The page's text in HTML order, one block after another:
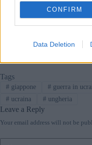
CONFIRM
Data Deletion
Leggi anche:
Gli ungheresi
e bulgari
Tags
#giappone #guerra in
#ucraina #ungheria
Leave a Reply
Your email address will not be